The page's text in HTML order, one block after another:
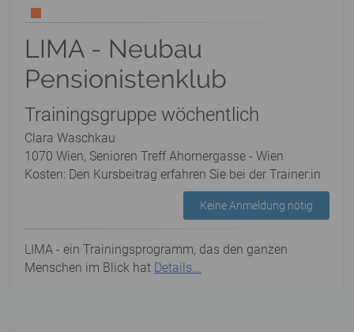
LIMA - Neubau
Pensionistenklub
Trainingsgruppe wöchentlich
Clara Waschkau
1070 Wien, Senioren Treff Ahornergasse - Wien
Kosten: Den Kursbeitrag erfahren Sie bei der Trainer:in
Keine Anmeldung nötig
LIMA - ein Trainingsprogramm, das den ganzen
Menschen im Blick hat Details...